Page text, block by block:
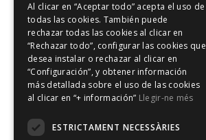
Archivos
Categorías
No hay categorías
Acceder
Al clicar en “Aceptar todo” acepta el uso de
todas las cookies. También puede
rechazar todas las cookies al clicar en
“Rechazar todo”, configurar las cookies que
desea instalar o rechazar al clicar en
“Configuración”, y obtener información
más detallada sobre el uso de las cookies
al clicar en “+ información” Llegir-ne més
ESTRICTAMENT NECESSÀRIES